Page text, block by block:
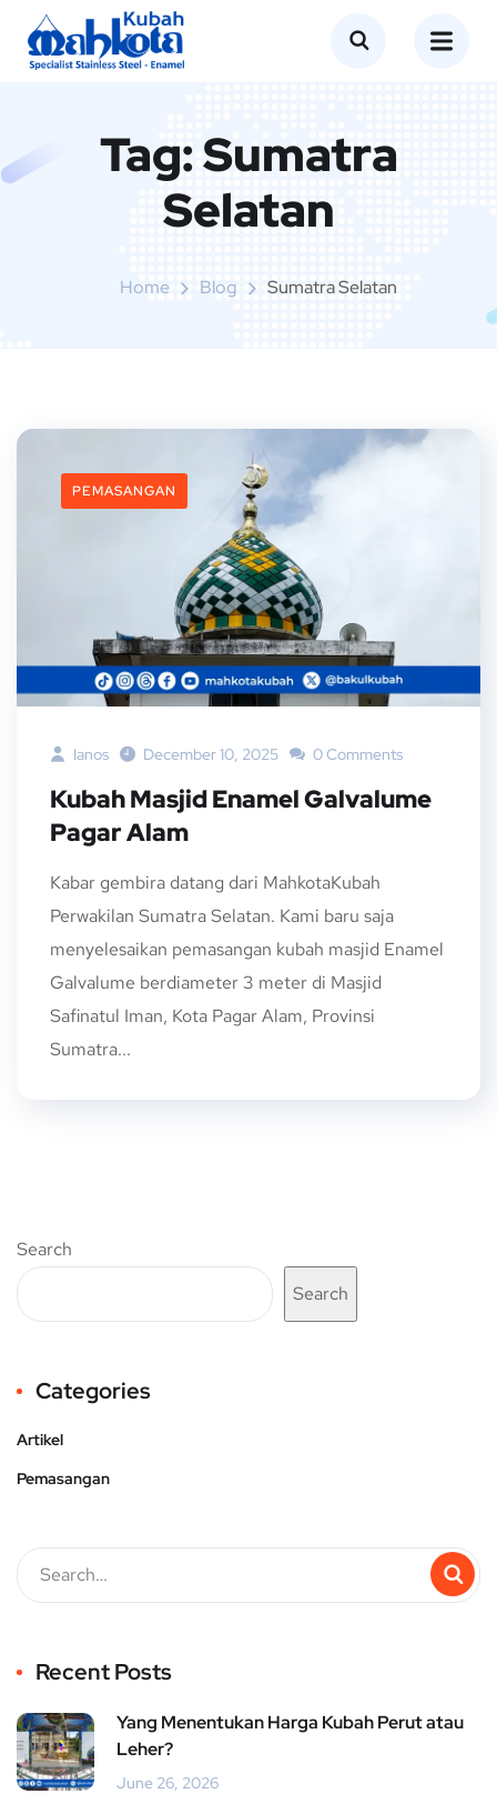
Tag:Sumatra
Selatan
Home Blog Sumatra Selatan
PEMASANGAN
Ianos December 10, 2025 0 Comments
Kubah Masjid Enamel Galvalume
Pagar Alam
Kabar gembira datang dari MahkotaKubah
Perwakilan Sumatra Selatan. Kami baru saja
menyelesaikan pemasangan kubah masjid Enamel
Galvalume berdiameter 3 meter di Masjid
Safinatul Iman, Kota Pagar Alam, Provinsi
Sumatra...
Search
Search
Categories
Artikel
Pemasangan
Recent Posts
Yang Menentukan Harga Kubah Perut atau
Leher?
June 26, 2026